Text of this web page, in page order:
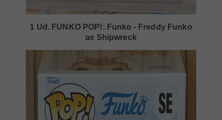
1 Ud. FUNKO POP!: Funko - Freddy Funko
as Shipwreck